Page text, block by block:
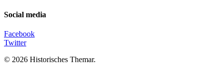
Social media
Facebook
Twitter
© 2026 Historisches Themar.